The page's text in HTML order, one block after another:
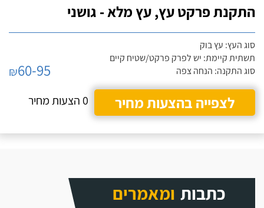
התקנת פרקט עץ, עץ מלא - גושני
סוג העץ: עץ בוק
תשתית קיימת: יש לפרק פרקט/שטיח קיים
סוג התקנה: הנחה צפה
₪60-95
לצפייה בהצעות מחיר
0 הצעות מחיר
כתבות ומאמרים